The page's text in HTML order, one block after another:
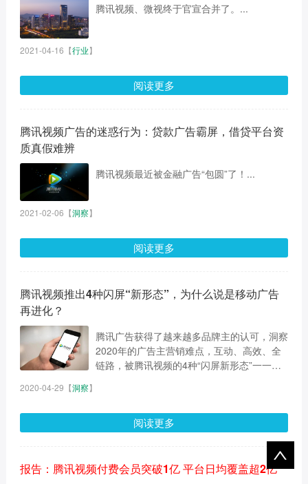
腾讯视频、微视终于官宣合并了。...
2021-04-16 【行业】
阅读更多
腾讯视频广告的迷惑行为：贷款广告霸屏，借贷平台资
质真假难辨
腾讯视频最近被金融广告“包圆”了！...
2021-02-06 【洞察】
阅读更多
腾讯视频推出4种闪屏“新形态”，为什么说是移动广告
再进化？
腾讯广告获得了越来越多品牌主的认可，洞察
2020年的广告主营销难点，互动、高效、全
链路，被腾讯视频的4种“闪屏新形态”一一破
2020-04-29 【洞察】
阅读更多
报告：腾讯视频付费会员突破1亿 平台日均覆盖超2亿